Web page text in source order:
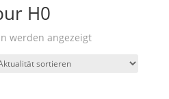
H0
werden angezeigtNach